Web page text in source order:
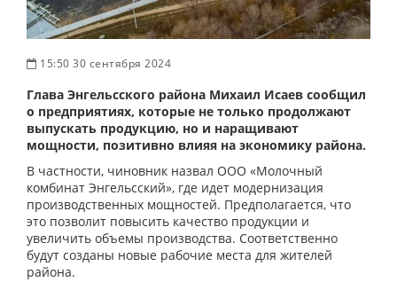
15:50 30 сентября 2024
Глава Энгельсского района Михаил Исаев сообщил
о предприятиях, которые не только продолжают
выпускать продукцию, но и наращивают
мощности, позитивно влияя на экономику района.
В частности, чиновник назвал ООО «Молочный
комбинат Энгельсский», где идет модернизация
производственных мощностей. Предполагается, что
это позволит повысить качество продукции и
увеличить объемы производства. Соответственно
будут созданы новые рабочие места для жителей
района.